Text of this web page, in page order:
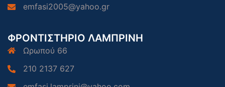
emfasi2005@yahoo.gr
ΦΡΟΝΤΙΣΤΗΡΙΟ ΛΑΜΠΡΙΝΗ
Ωρωπού 66
210 2137 627